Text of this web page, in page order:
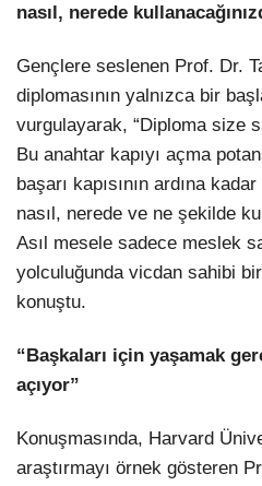
nasıl, nerede
Gençlere seslenen Prof. Dr.
diplomasının yalnızca bir
vurgulayarak, “Diploma size
Bu anahtar kapıyı açma
başarı kapısının ardına
nasıl, nerede ve ne şekilde
Asıl mesele sadece meslek
yolculuğunda vicdan sahibi
konuştu.
“Başkaları için yaşamak
açıyor”
Konuşmasında, Harvard
araştırmayı örnek gösteren